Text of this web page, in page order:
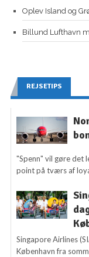
Oplev Island og
Billund Lufthavn
REJSETIPS
"Spenn" vil gøre det
point på tværs af
Singapore Airlines
København fra